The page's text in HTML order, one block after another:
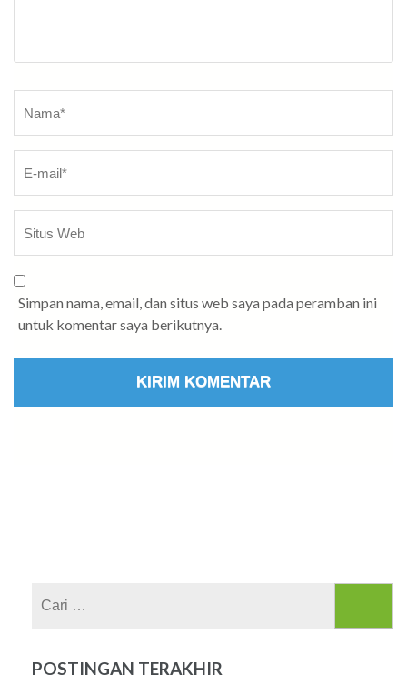
Simpan nama, email, dan situs web saya pada peramban ini
untuk komentar saya berikutnya.
POSTINGAN TERAKHIR